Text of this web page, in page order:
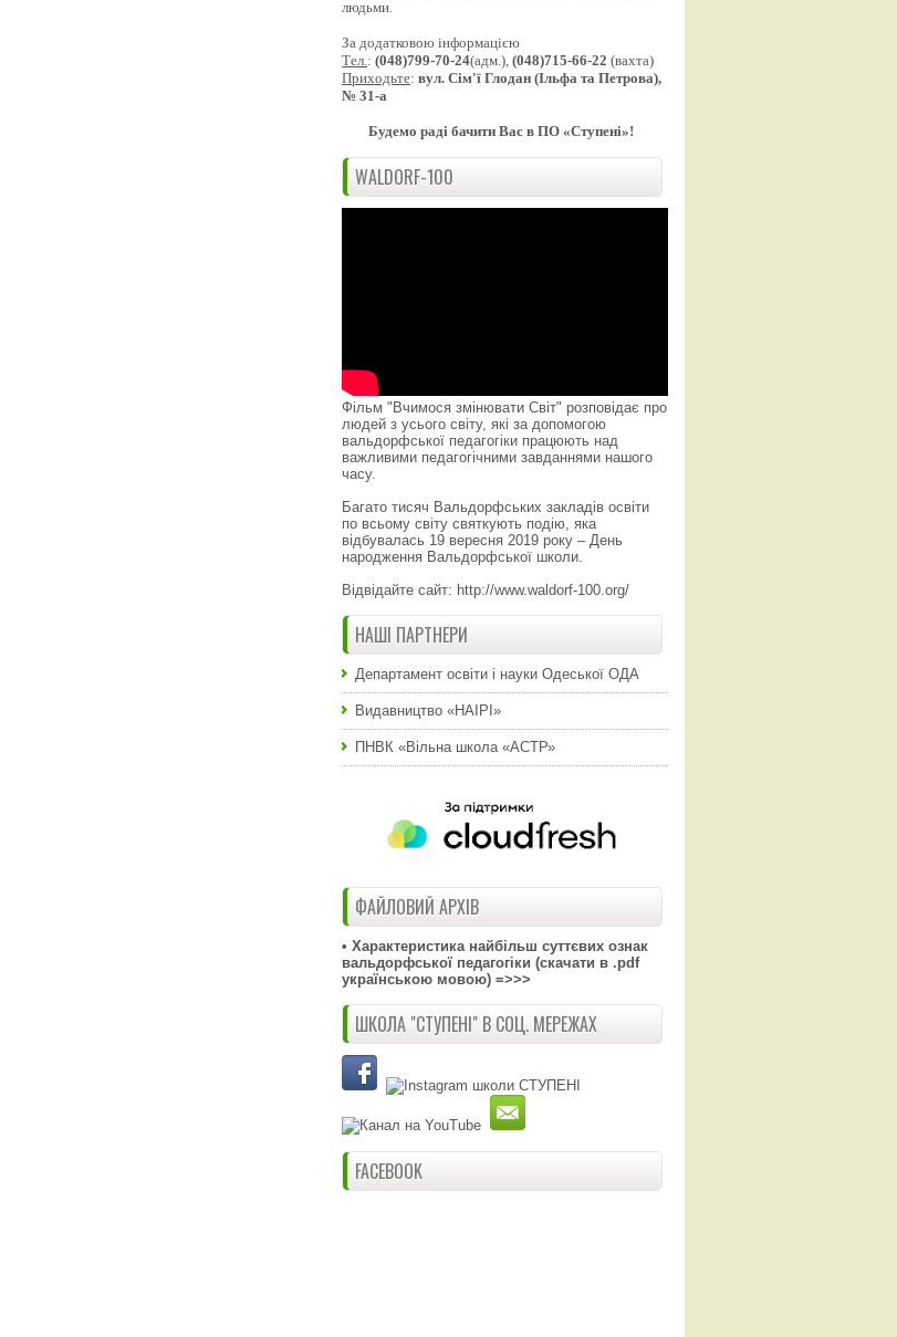
людьми.
За додатковою інформацією
Тел. : (048)799-70-24(адм.), (048)715-66-22 (вахта)
Приходьте: вул. Сім'ї Глодан (Ільфа та Петрова),
№ 31-а
Будемо раді бачити Вас в ПО «Ступені»!
WALDORF-100
Фільм "Вчимося змінювати Світ" розповідає про
людей з усього світу, які за допомогою
вальдорфської педагогіки працюють над
важливими педагогічними завданнями нашого
часу.
Багато тисяч Вальдорфських закладів освіти
по всьому світу святкують подію, яка
відбувалась 19 вересня 2019 року – День
народження Вальдорфської школи.
Відвідайте сайт: http://www.waldorf-100.org/
НАШІ ПАРТНЕРИ
Департамент освіти і науки Одеської ОДА
Видавництво «НАІРІ»
ПНВК «Вільна школа «АСТР»
ФАЙЛОВИЙ АРХІВ
• Характеристика найбільш суттєвих ознак
вальдорфської педагогіки (скачати в .pdf
українською мовою) =>>>
ШКОЛА "СТУПЕНІ" В СОЦ. МЕРЕЖАХ
FACEBOOK